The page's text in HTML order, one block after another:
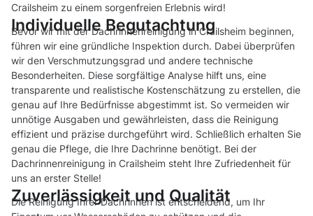
Crailsheim zu einem sorgenfreien Erlebnis wird!
Individuelle Begutachtung
Bevor wir mit der Dachrinnenreinigung in Crailsheim beginnen,
führen wir eine gründliche Inspektion durch. Dabei überprüfen
wir den Verschmutzungsgrad und andere technische
Besonderheiten. Diese sorgfältige Analyse hilft uns, eine
transparente und realistische Kostenschätzung zu erstellen, die
genau auf Ihre Bedürfnisse abgestimmt ist. So vermeiden wir
unnötige Ausgaben und gewährleisten, dass die Reinigung
effizient und präzise durchgeführt wird. Schließlich erhalten Sie
genau die Pflege, die Ihre Dachrinne benötigt. Bei der
Dachrinnenreinigung in Crailsheim steht Ihre Zufriedenheit für
uns an erster Stelle!
Zuverlässigkeit und Qualität
Die Reinigung Ihrer Dachrinnen ist entscheidend, um Ihr